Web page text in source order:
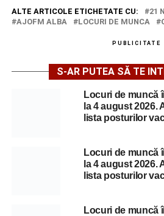
ALTE ARTICOLE ETICHETATE CU:
21
AJOFM ALBA
LOCURI DE MUNCA
PUBLICITATE
S-AR PUTEA SĂ TE
Locuri de muncă
la 4 august 2026.
lista posturilor
Locuri de muncă
la 4 august 2026.
lista posturilor
Locuri de muncă